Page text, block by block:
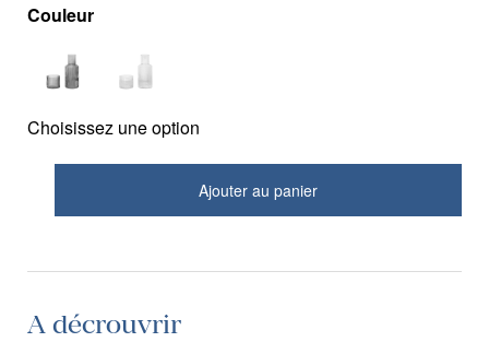
Couleur
Choisissez une option
Ajouter au panier
A décrouvrir